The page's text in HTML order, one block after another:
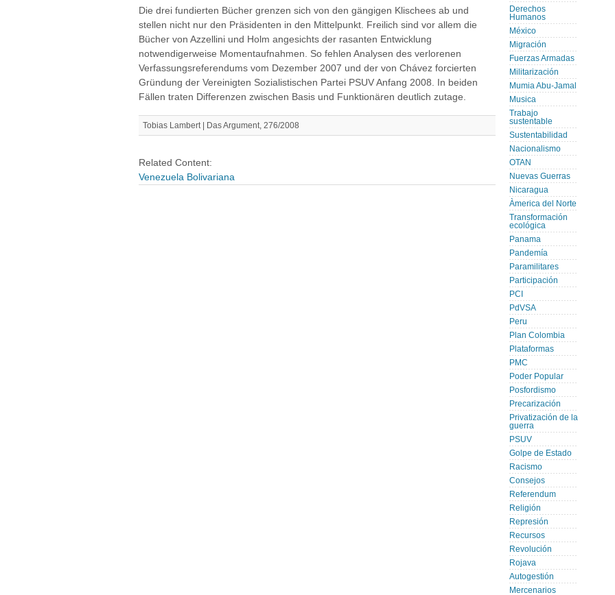
Die drei fundierten Bücher grenzen sich von den gängigen Klischees ab und
stellen nicht nur den Präsidenten in den Mittelpunkt. Freilich sind vor allem die
Bücher von Azzellini und Holm angesichts der rasanten Entwicklung
notwendigerweise Momentaufnahmen. So fehlen Analysen des verlorenen
Verfassungsreferendums vom Dezember 2007 und der von Chávez forcierten
Gründung der Vereinigten Sozialistischen Partei PSUV Anfang 2008. In beiden
Fällen traten Differenzen zwischen Basis und Funktionären deutlich zutage.
Tobias Lambert | Das Argument, 276/2008
Related Content:
Venezuela Bolivariana
Derechos
Humanos
México
Migración
Fuerzas Armadas
Militarización
Mumia Abu-Jamal
Musica
Trabajo
sustentable
Sustentabilidad
Nacionalismo
OTAN
Nuevas Guerras
Nicaragua
Àmerica del Norte
Transformación
ecológica
Panama
Pandemía
Paramilitares
Participación
PCI
PdVSA
Peru
Plan Colombia
Plataformas
PMC
Poder Popular
Posfordismo
Precarización
Privatización de la
guerra
PSUV
Golpe de Estado
Racismo
Consejos
Referendum
Religión
Represión
Recursos
Revolución
Rojava
Autogestión
Mercenarios